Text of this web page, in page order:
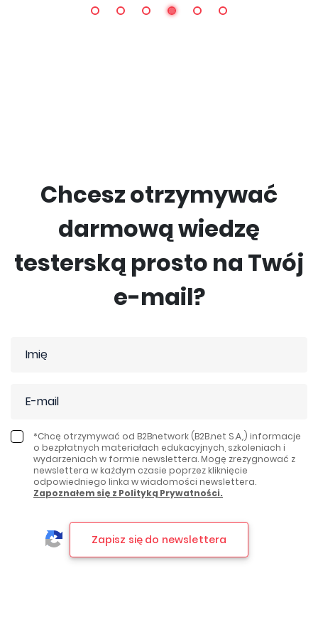
Chcesz otrzymywać
darmową wiedzę
testerską prosto na Twój
e-mail?
*Chcę otrzymywać od B2Bnetwork (B2B.net S.A,.) informacje
o bezpłatnych materiałach edukacyjnych, szkoleniach i
wydarzeniach w formie newslettera. Mogę zrezygnować z
newslettera w każdym czasie poprzez kliknięcie
odpowiedniego linka w wiadomości newslettera.
Zapoznałem się z Polityką Prywatności.